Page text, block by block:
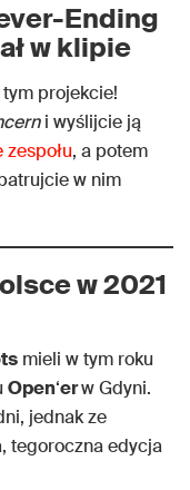
Ending
w klipie
projekcie!
i wyślijcie ją
zespołu, a potem
w nim
w 2021
mieli w tym roku
Open‘erw Gdyni.
jednak ze
tegoroczna edycja